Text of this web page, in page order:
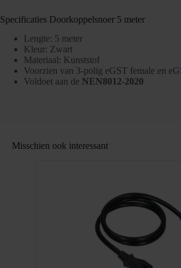
Specificaties Doorkoppelsnoer 5 meter
Lengte: 5 meter
Kleur: Zwart
Materiaal: Kunststof
Voorzien van 3-polig eGST female en
Voldoet aan de NEN8012-2020
Misschien ook interessant